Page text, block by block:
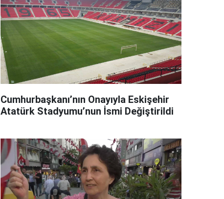
Cumhurbaşkanı’nın Onayıyla Eskişehir
Atatürk Stadyumu’nun İsmi Değiştirildi